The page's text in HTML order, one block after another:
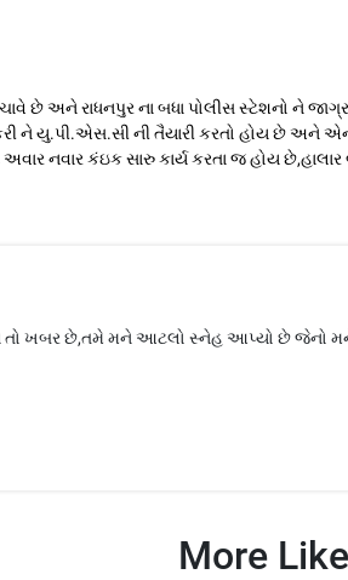
છે અને રાધનપુર ના બધા પોલીસ સ્ટેશનો ને
ને યુ.પી.એસ.સી ની તૈયારી કરતો હોય છે અને
અવાર નવાર કંઇક સારુ કાર્ય કરતા જ હોય
તો ખબર છે,તમે મને આટલો સ્નેહ આપ્યો છે જેનો
More